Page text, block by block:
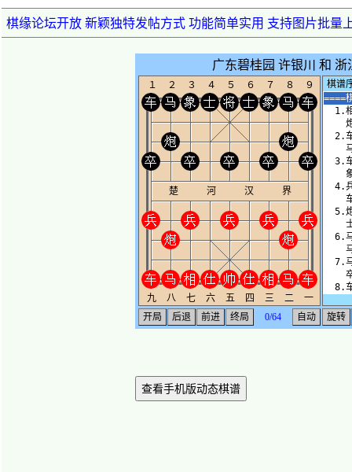
棋缘论坛开放 新颖独特发帖方式 功能简单实用 支持图片批量
查看手机版动态棋谱